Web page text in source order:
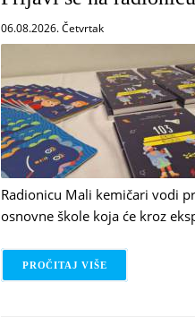
06.08.2026. Četvrtak
Radionicu Mali kemičari vodi
osnovne škole koja će kroz
PROČITAJ VIŠE